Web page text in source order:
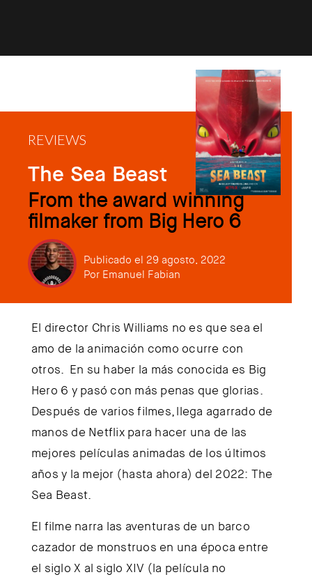
REVIEWS
The Sea Beast
From the award winning
filmaker from Big Hero 6
Publicado el 29 agosto, 2022
Por Emanuel Fabian
El director Chris Williams no es que sea el
amo de la animación como ocurre con
otros. En su haber la más conocida es Big
Hero 6 y pasó con más penas que glorias.
Después de varios filmes, llega agarrado de
manos de Netflix para hacer una de las
mejores películas animadas de los últimos
años y la mejor (hasta ahora) del 2022: The
Sea Beast.
El filme narra las aventuras de un barco
cazador de monstruos en una época entre
el siglo X al siglo XIV (la película no